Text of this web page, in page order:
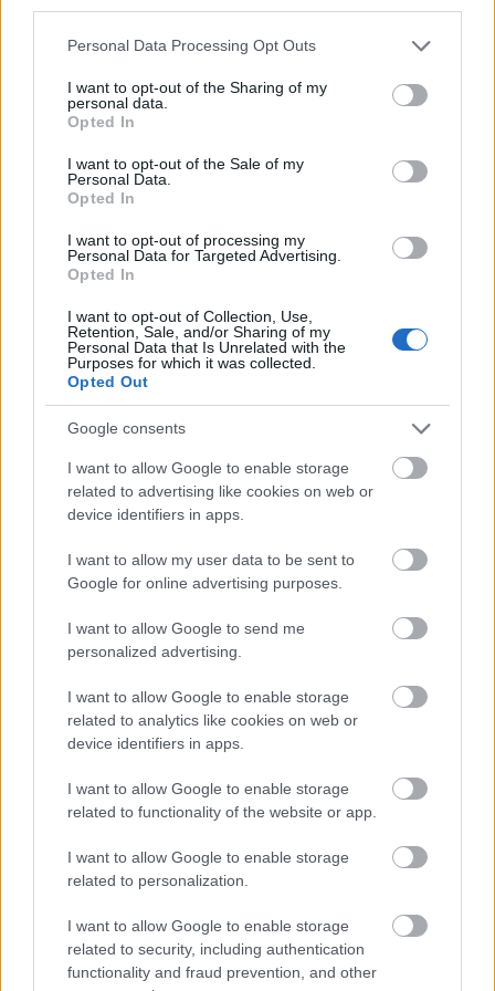
Please note that this website/app uses one or more Google
not limited to your visit or usage behaviour. You may click to
grant or deny consent to Google and its third-party tags to
use your data for below specified purposes in below Google
consent section.
Personal Data Processing Opt Outs
I want to opt-out of the Sharing of my
personal data.
Opted In
I want to opt-out of the Sale of my
Personal Data.
Opted In
I want to opt-out of processing my
Personal Data for Targeted Advertising.
Opted In
I want to opt-out of Collection, Use,
Retention, Sale, and/or Sharing of my
Personal Data that Is Unrelated with the
Purposes for which it was collected.
Opted Out
Google consents
I want to allow Google to enable storage
related to advertising like cookies on web or
device identifiers in apps.
I want to allow my user data to be sent to
Google for online advertising purposes.
I want to allow Google to send me
personalized advertising.
I want to allow Google to enable storage
related to analytics like cookies on web or
device identifiers in apps.
I want to allow Google to enable storage
related to functionality of the website or app.
I want to allow Google to enable storage
related to personalization.
I want to allow Google to enable storage
related to security, including authentication
functionality and fraud prevention, and other
rendőrség egy bandaverekedés során, és
bíróság felnőttként kezelte a fiút: 16 évnyi
börtönbüntetést kapott. A rácsok mögött
bocsátása, illetve a Kambodzsába való
deportálása óta is folytatja szenvedélyét.
A fesztiválra a nagyközönség is jelölheti
kedvenc - az olimpián résztvevő országokból
Az egyhetes rendezvényen felolvasások,
beszélgetések és előadások várják az
érdeklődőket. "Mialatt London vendégül látja
a világot idén nyáron, addig mi a társadalmi
változás egyik hajtóerejeként, illetve az
emberi inspiráció bizonyítékaként fogjuk
ünnepelni a költészetet" - mondta Jude Kelly,
a Southbank Centre művészeti igazgatója. A
kezdeményezést a görögországi
Parnasszosz-hegy ihlette, amelyről úgy
tartották, hogy a múzsák - az irodalom, a
lakhelye volt.
Költészet